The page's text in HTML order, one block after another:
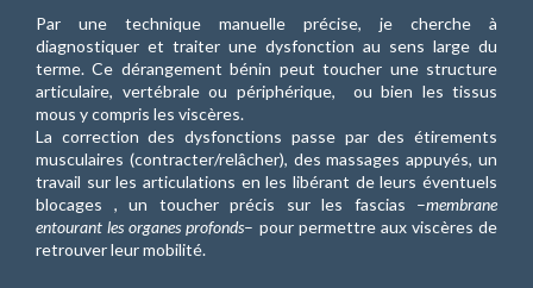
Par une technique manuelle précise, je cherche à
diagnostiquer et traiter une dysfonction au sens large du
terme. Ce dérangement bénin peut toucher une structure
articulaire, vertébrale ou périphérique, ou bien les tissus
mous y compris les viscères.
La correction des dysfonctions passe par des étirements
musculaires (contracter/relâcher), des massages appuyés, un
travail sur les articulations en les libérant de leurs éventuels
blocages , un toucher précis sur les fascias –membrane
entourant les organes profonds– pour permettre aux viscères de
retrouver leur mobilité.